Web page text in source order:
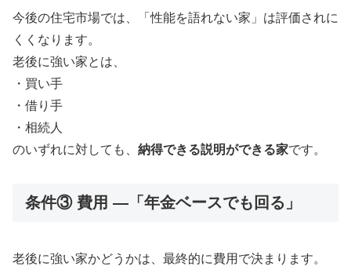
今後の住宅市場では、「性能を語れない家」は評価されに
くくなります。
老後に強い家とは、
・買い手
・借り手
・相続人
のいずれに対しても、 納得できる説明ができる家です。
条件③ 費用 ―「年金ベースでも回る」
老後に強い家かどうかは、最終的に費用で決まります。